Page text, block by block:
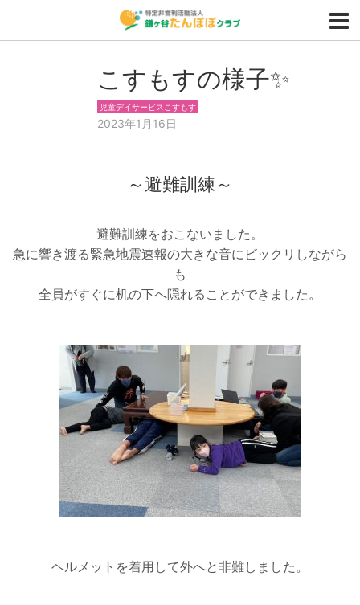
こすもすの様子✨
児童デイサービスこすもす
2023年1月16日
～避難訓練～
避難訓練をおこないました。
急に響き渡る緊急地震速報の大きな音にビックリしながら
も
全員がすぐに机の下へ隠れることができました。
ヘルメットを着用して外へと非難しました。